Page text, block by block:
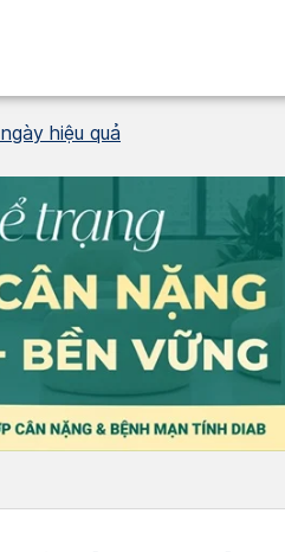
hiệu quả